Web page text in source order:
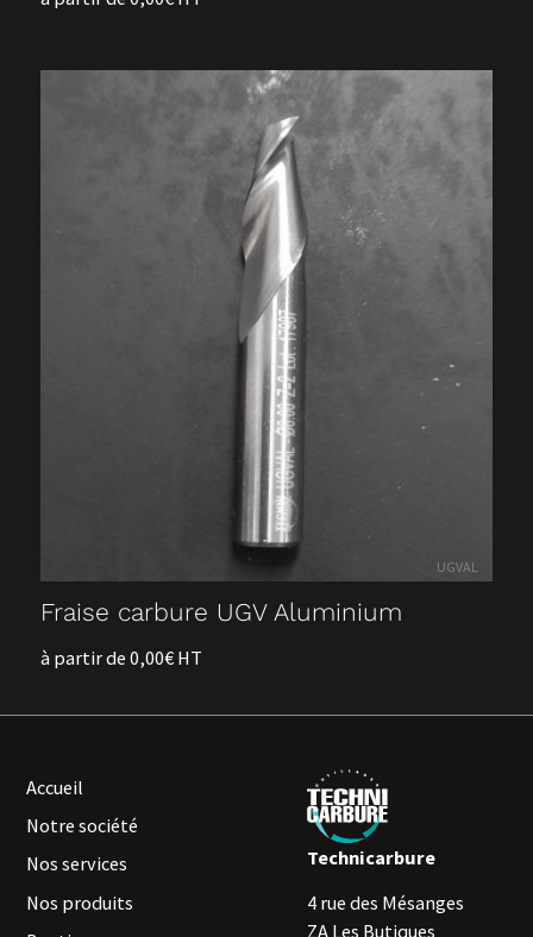
Fraise carbure UGV Aluminium
UGVAL
à partir de 0,00€ HT
Accueil
Notre société
Nos services
Nos produits
Technicarbure
4 rue des Mésanges
ZA Les Butiques